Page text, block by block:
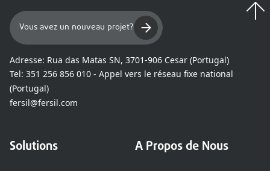
Vous avez un nouveau projet?
Adresse: Rua das Matas SN, 3701-906 Cesar (Portugal)
Tel: 351 256 856 010 - Appel vers le réseau fixe national
(Portugal)
fersil@fersil.com
Solutions A Propos de Nous